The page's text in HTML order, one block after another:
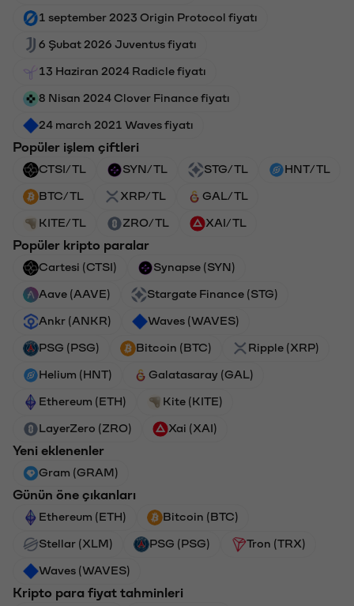
1 september 2023 Origin Protocol fiyatı
6 Şubat 2026 Juventus fiyatı
13 Haziran 2024 Radicle fiyatı
8 Nisan 2024 Clover Finance fiyatı
24 march 2021 Waves fiyatı
Popüler işlem çiftleri
CTSI/TL SYN/TL STG/TL HNT/TL
BTC/TL XRP/TL GAL/TL
KITE/TL ZRO/TL XAI/TL
Popüler kripto paralar
Cartesi (CTSI) Synapse (SYN)
Aave (AAVE) Stargate Finance (STG)
Ankr (ANKR) Waves (WAVES)
PSG (PSG) Bitcoin (BTC) Ripple (XRP)
Helium (HNT) Galatasaray (GAL)
Ethereum (ETH) Kite (KITE)
LayerZero (ZRO) Xai (XAI)
Yeni eklenenler
Gram (GRAM)
Günün öne çıkanları
Ethereum (ETH) Bitcoin (BTC)
Stellar (XLM) PSG (PSG) Tron (TRX)
Waves (WAVES)
Kripto para fiyat tahminleri